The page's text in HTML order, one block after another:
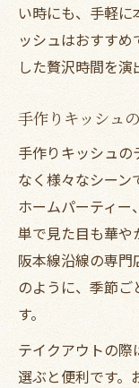
い時にも、手軽
ッシュはおすす
した贅沢時間を演
手作りキッシュ
手作りキッシュ
なく様々なシーン
ホームパーティ
単で見た目も華や
阪本線沿線の専
のように、季節
す。
テイクアウトの
選ぶと便利です。